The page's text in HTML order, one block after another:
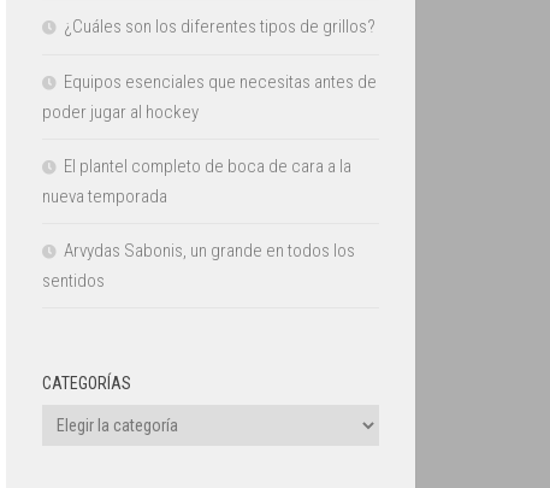
¿Cuáles son los diferentes tipos de grillos?
Equipos esenciales que necesitas antes de
poder jugar al hockey
El plantel completo de boca de cara a la
nueva temporada
Arvydas Sabonis, un grande en todos los
sentidos
CATEGORÍAS
Categorías